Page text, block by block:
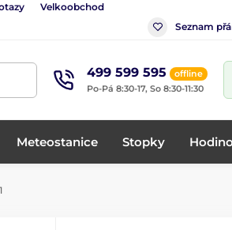
Velkoobchod
Seznam
499 599 595
offline
Po-Pá 8:30-17, So 8:30-11:30
Meteostanice Stopky